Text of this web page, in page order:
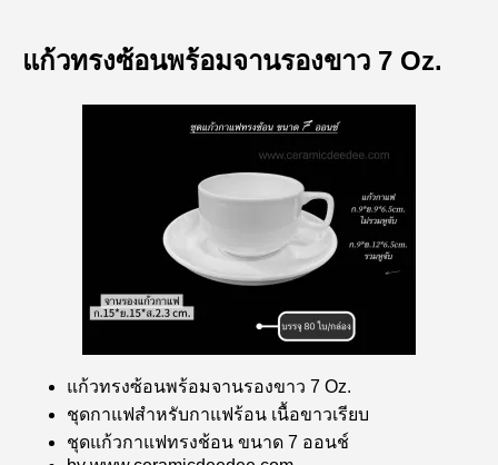
แก้วทรงซ้อนพร้อมจานรองขาว 7 Oz.
แก้วทรงซ้อนพร้อมจานรองขาว 7 Oz.
ชุดกาแฟสำหรับกาแฟร้อน เนื้อขาวเรียบ
ชุดแก้วกาแฟทรงช้อน ขนาด 7 ออนช์